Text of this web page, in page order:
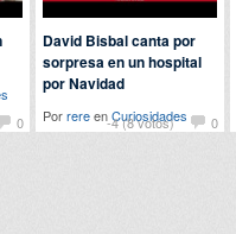
0
-4 (8 votos)
0
David Bisbal canta por
sorpresa en un hospital
por Navidad
PorrereenCuriosidades